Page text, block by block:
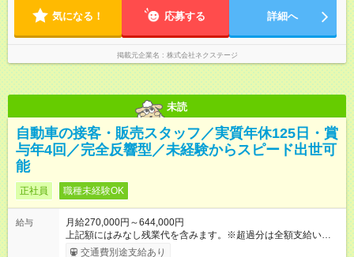
業が少なめなので、仕事終わりの趣味や家族と過ごす時間もた
気になる！ 応募する 詳細へ
掲載元企業名 株式会社ネクステージ
未読
自動車の接客・販売スタッフ／実質年休125日・賞
与年4回／完全反響型／未経験からスピード出世可
能
正社員 職種未経験OK
給与
月給270,000円～644,000円
上記額にはみなし残業代を含みます。※超過分は全額支給いたし
ます。 みなし残業代 59,000円／月 みなし残業時間 29時間／月
交通費別途支給あり